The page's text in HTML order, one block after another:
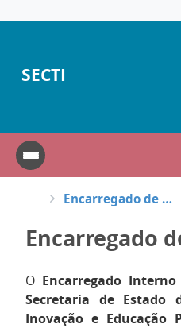
SECTI
Encarregado de Dados
Encarregado
O Encarregado
Secretaria de Estado
Inovação e Educação